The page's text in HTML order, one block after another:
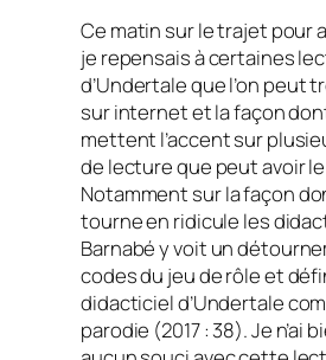
Ce matin sur le trajet pour
je repensais à certaines
d’Undertaleque l’on peut
sur internet et la façon
mettent l’accent sur
de lecture que peut avoir
Notamment sur la façon
tourne en ridicule les
Barnabé y voit un
codes du jeu de rôle et
didacticield’Undertale
parodie (2017 : 38). Je n’ai